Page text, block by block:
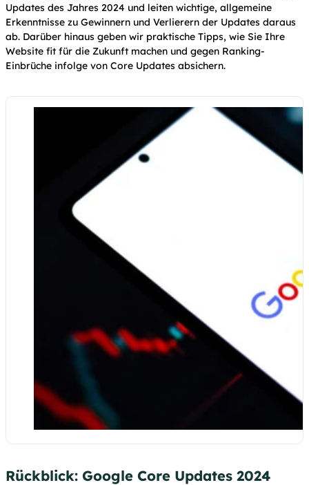
Updates des Jahres 2024 und leiten wichtige, allgemeine
Erkenntnisse zu Gewinnern und Verlierern der Updates daraus
ab. Darüber hinaus geben wir praktische Tipps, wie Sie Ihre
Website fit für die Zukunft machen und gegen Ranking-
Einbrüche infolge von Core Updates absichern.
Rückblick: Google Core Updates 2024